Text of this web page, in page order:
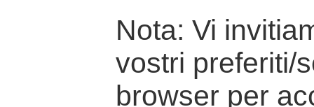
Nota: Vi
vostri preferiti/
browser per